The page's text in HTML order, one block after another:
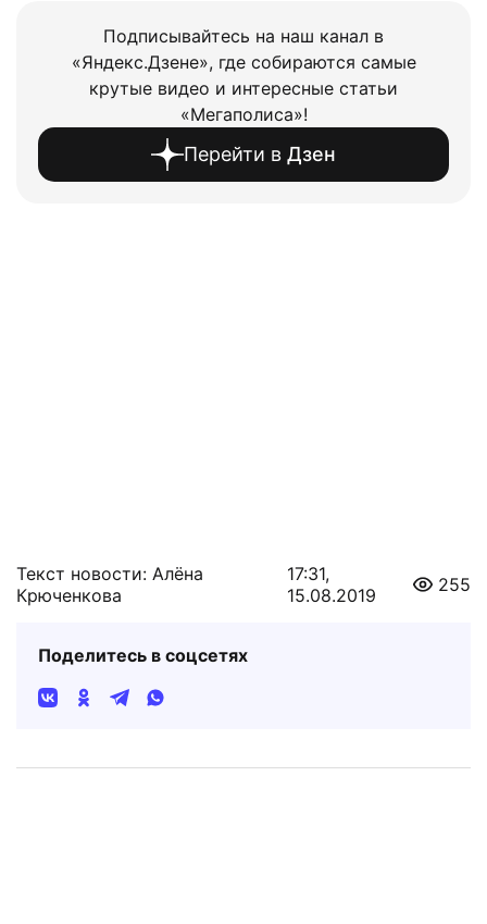
Подписывайтесь на наш канал в
«Яндекс.Дзене», где собираются самые
крутые видео и интересные статьи
«Мегаполиса»!
Перейти в Дзен
Текст новости: Алёна
Крюченкова
17:31,
15.08.2019
255
Поделитесь в соцсетях